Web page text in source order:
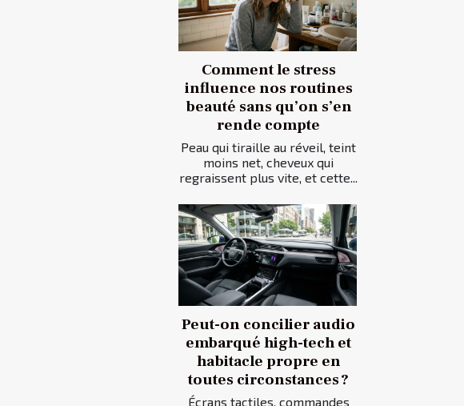
Comment le stress
influence nos routines
beauté sans qu’on s’en
rende compte
Peau qui tiraille au réveil, teint
moins net, cheveux qui
regraissent plus vite, et cette...
Peut-on concilier audio
embarqué high-tech et
habitacle propre en
toutes circonstances ?
Écrans tactiles, commandes